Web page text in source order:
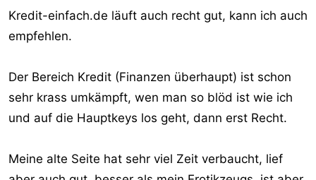
Kredit-einfach.de läuft auch recht gut, kann ich auch
empfehlen.
Der Bereich Kredit (Finanzen überhaupt) ist schon
sehr krass umkämpft, wen man so blöd ist wie ich
und auf die Hauptkeys los geht, dann erst Recht.
Meine alte Seite hat sehr viel Zeit verbaucht, lief